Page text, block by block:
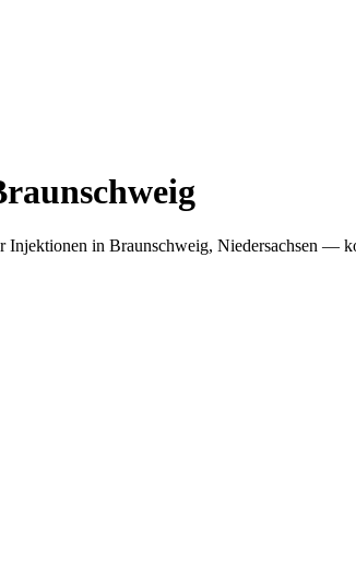
Injektionen in Braunschweig, Niedersachsen —